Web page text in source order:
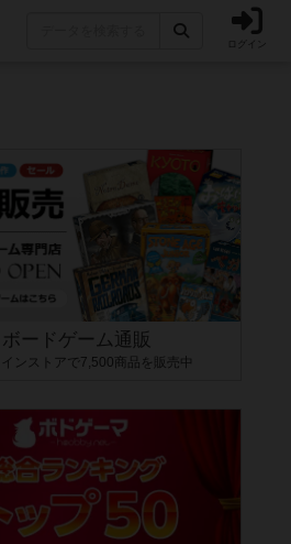
ログイン
ボードゲーム通販
インストアで7,500商品を販売中